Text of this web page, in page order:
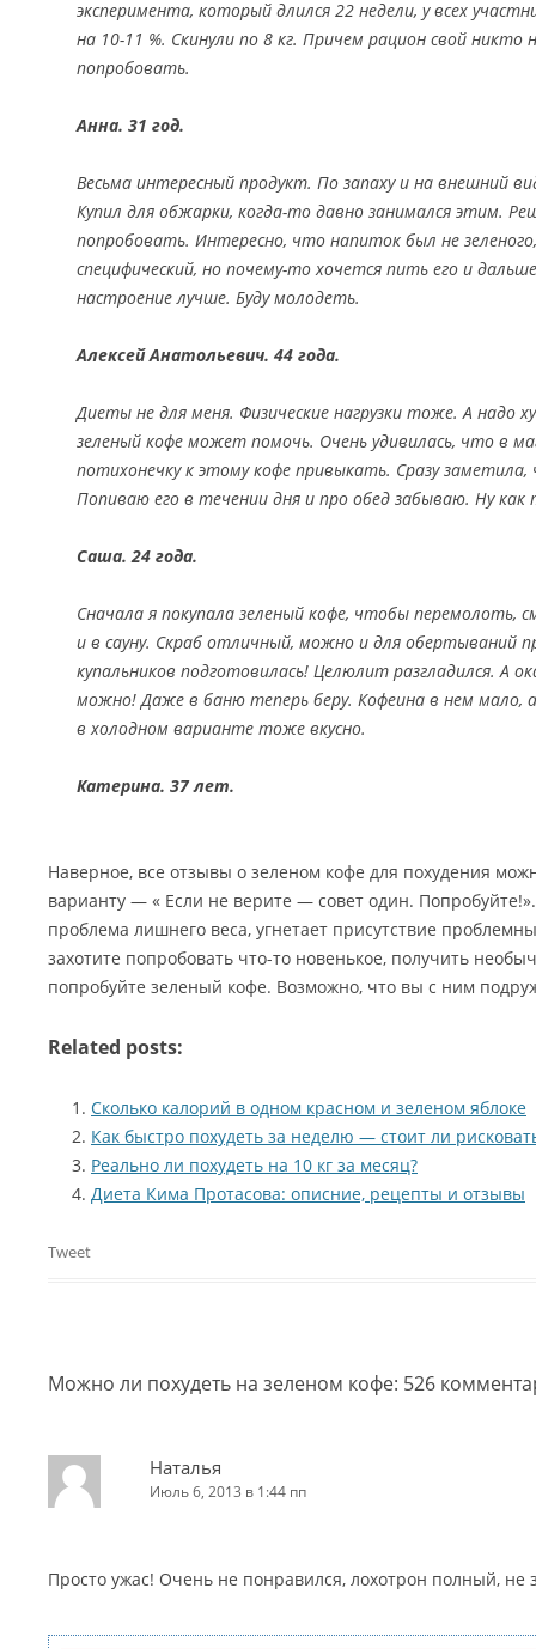
эксперимента, который длился 22 недели, у всех
на 10-11 %. Скинули по 8 кг. Причем рацион свой никто
попробовать.
Анна. 31 год.
Весьма интересный продукт. По запаху и на внешний
Купил для обжарки, когда-то давно занимался этим.
попробовать. Интересно, что напиток был не
специфический, но почему-то хочется пить его и
настроение лучше. Буду молодеть.
Алексей Анатольевич. 44 года.
Диеты не для меня. Физические нагрузки тоже. А надо
зеленый кофе может помочь. Очень удивилась, что в
потихонечку к этому кофе привыкать. Сразу
Попиваю его в течении дня и про обед забываю. Ну как
Саша. 24 года.
Сначала я покупала зеленый кофе, чтобы перемолоть,
и в сауну. Скраб отличный, можно и для обертываний
купальников подготовилась! Целюлит разгладился. А
можно! Даже в баню теперь беру. Кофеина в нем
в холодном варианте тоже вкусно.
Катерина. 37 лет.
Наверное, все отзывы о зеленом кофе для похудения
варианту — « Если не верите — совет один.
проблема лишнего веса, угнетает присутствие
захотите попробовать что-то новенькое, получить
попробуйте зеленый кофе. Возможно, что вы с ним
Related posts:
Сколько калорий в одном красном и зеленом яблоке
Как быстро похудеть за неделю — стоит ли
Реально ли похудеть на 10 кг за месяц?
Диета Кима Протасова: описние, рецепты и отзывы
Tweet
Можно ли похудеть на зеленом кофе: 526
Наталья
Июль 6, 2013 в 1:44 пп
Просто ужас! Очень не понравился, лохотрон полный,